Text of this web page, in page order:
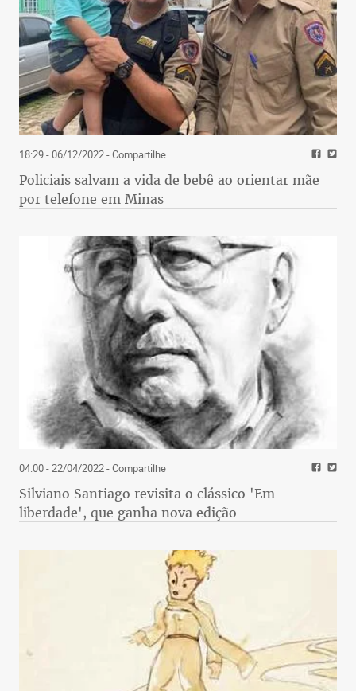
18:29 - 06/12/2022- Compartilhe
Policiais salvam a vida de bebê ao orientar mãe
por telefone em Minas
04:00 - 22/04/2022- Compartilhe
Silviano Santiago revisita o clássico 'Em
liberdade', que ganha nova edição